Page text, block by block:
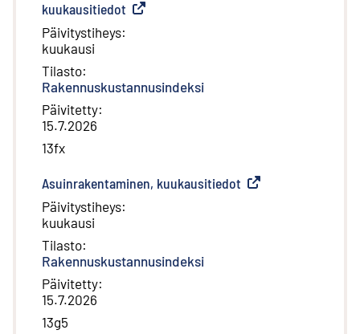
kuukausitiedot Ulkoinen linkki
Päivitystiheys:
kuukausi
Tilasto:
Rakennuskustannusindeksi
Päivitetty:
15.7.2026
13fx
Asuinrakentaminen, kuukausitiedot Ulkoinen linkki
Päivitystiheys:
kuukausi
Tilasto:
Rakennuskustannusindeksi
Päivitetty:
15.7.2026
13g5